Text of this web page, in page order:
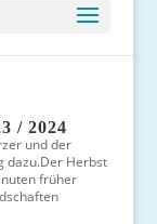
/ 2024
und der
dazu.Der Herbst
früher